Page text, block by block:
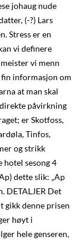
johaug nude
(-?) Lars
Stress er en
vi definere
vi menn
informasjon om
at man skal
påvirkning
er Skotfoss,
Tinfos,
og strikk
hotel sesong 4
dette slik: „Ap
DETALJER Det
gikk denne prisen
høyt i
hele genseren,